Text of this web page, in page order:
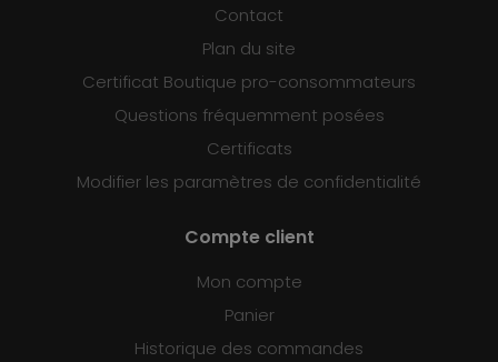
Contact
Plan du site
Certificat Boutique pro-consommateurs
Questions fréquemment posées
Certificats
Modifier les paramètres de confidentialité
Compte client
Mon compte
Panier
Historique des commandes